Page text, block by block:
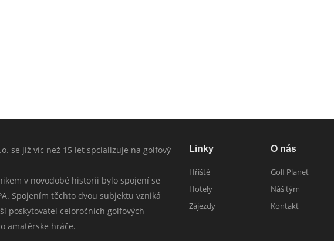
se již víc než 15 let spcializuje na golfový
v novodobé historii bylo spojení se
Spojením těchto dvou subjektu vzniká
poskytovatel celoročních golfových
amatérske hráče.
Linky
Hřiště
Hotely
Zájezdy
O nás
Golf Planet
Náš tým
Kontakt